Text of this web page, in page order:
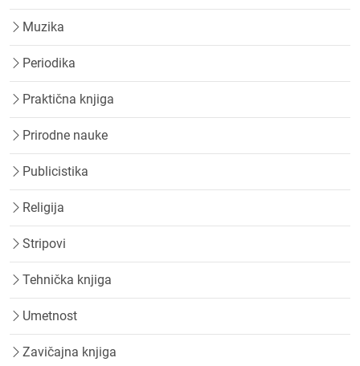
Muzika
Periodika
Praktična knjiga
Prirodne nauke
Publicistika
Religija
Stripovi
Tehnička knjiga
Umetnost
Zavičajna knjiga